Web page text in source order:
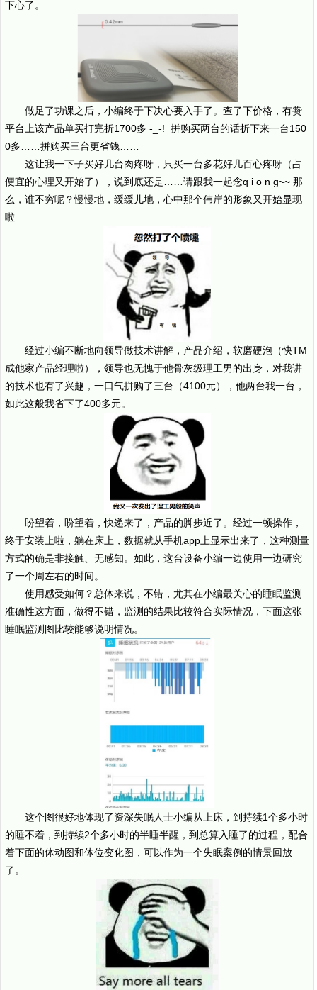
下心了。
做足了功课之后，小编终于下决心要入手了。查了下价格，有赞
平台上该产品单买打完折1700多 -_-! 拼购买两台的话折下来一台150
0多……拼购买三台更省钱……
这让我一下子买好几台肉疼呀，只买一台多花好几百心疼呀（占
便宜的心理又开始了），说到底还是……请跟我一起念q i o n g~~ 那
么，谁不穷呢？慢慢地，缓缓儿地，心中那个伟岸的形象又开始显现
啦
经过小编不断地向领导做技术讲解，产品介绍，软磨硬泡（快TM
成他家产品经理啦），领导也无愧于他骨灰级理工男的出身，对我讲
的技术也有了兴趣，一口气拼购了三台（4100元），他两台我一台，
如此这般我省下了400多元。
盼望着，盼望着，快递来了，产品的脚步近了。经过一顿操作，
终于安装上啦，躺在床上，数据就从手机app上显示出来了，这种测量
方式的确是非接触、无感知。如此，这台设备小编一边使用一边研究
了一个周左右的时间。
使用感受如何？总体来说，不错，尤其在小编最关心的睡眠监测
准确性这方面，做得不错，监测的结果比较符合实际情况，下面这张
睡眠监测图比较能够说明情况。
这个图很好地体现了资深失眠人士小编从上床，到持续1个多小时
的睡不着，到持续2个多小时的半睡半醒，到总算入睡了的过程，配合
着下面的体动图和体位变化图，可以作为一个失眠案例的情景回放
了。